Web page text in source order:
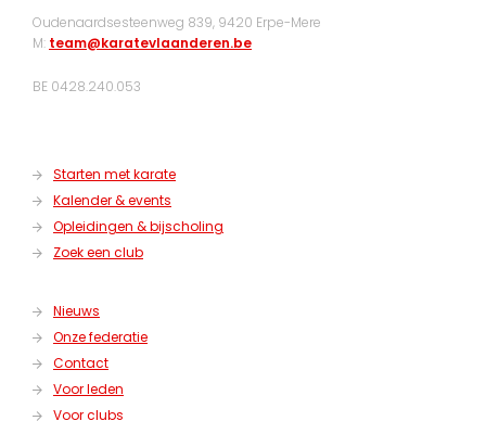
Oudenaardsesteenweg 839, 9420 Erpe-Mere
M: team@karatevlaanderen.be
BE 0428.240.053
Starten met karate
Kalender & events
Opleidingen & bijscholing
Zoek een club
Nieuws
Onze federatie
Contact
Voor leden
Voor clubs